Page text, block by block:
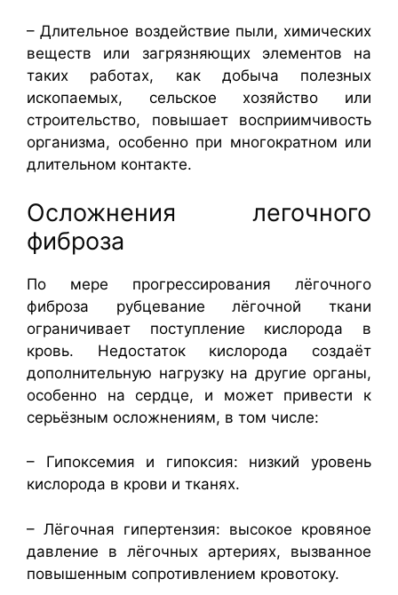
– Длительное воздействие пыли, химических
веществ или загрязняющих элементов на
таких работах, как добыча полезных
ископаемых, сельское хозяйство или
строительство, повышает восприимчивость
организма, особенно при многократном или
длительном контакте.
Осложнения легочного
фиброза
По мере прогрессирования лёгочного
фиброза рубцевание лёгочной ткани
ограничивает поступление кислорода в
кровь. Недостаток кислорода создаёт
дополнительную нагрузку на другие органы,
особенно на сердце, и может привести к
серьёзным осложнениям, в том числе:
– Гипоксемия и гипоксия: низкий уровень
кислорода в крови и тканях.
– Лёгочная гипертензия: высокое кровяное
давление в лёгочных артериях, вызванное
повышенным сопротивлением кровотоку.